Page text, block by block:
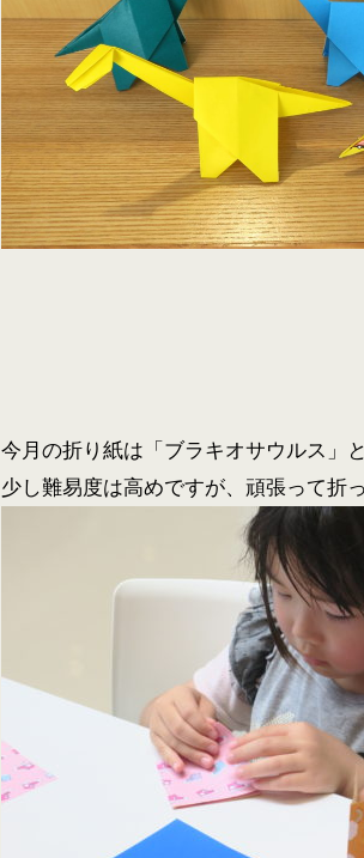
今月の折り紙は「ブラキオサウルス」
少し難易度は高めですが、頑張って折